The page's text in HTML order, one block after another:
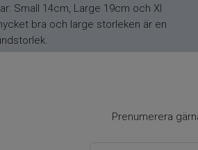
Small 14cm, Large 19cm och Xl
bra och large storleken är en
Prenumerera